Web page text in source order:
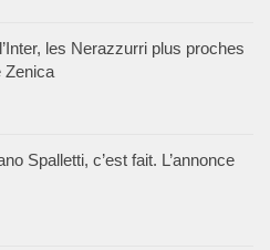
les Nerazzurri plus proches
Zenica
Spalletti, c’est fait. L’annonce